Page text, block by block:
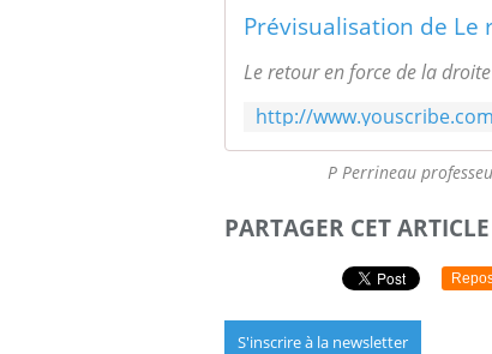
Le retour en force de la
P Perrineau
PARTAGER CET ARTICLE
S'inscrire à la newsletter